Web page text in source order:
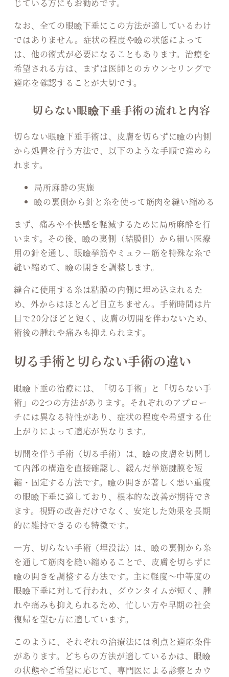
じている方にもお勧めです。
なお、全ての眼瞼下垂にこの方法が適しているわけ
ではありません。症状の程度や瞼の状態によって
は、他の術式が必要になることもあります。治療を
希望される方は、まずは医師とのカウンセリングで
適応を確認することが大切です。
切らない眼瞼下垂手術の流れと内容
切らない眼瞼下垂手術は、皮膚を切らずに瞼の内側
から処置を行う方法で、以下のような手順で進めら
れます。
局所麻酔の実施
瞼の裏側から針と糸を使って筋肉を縫い縮める
まず、痛みや不快感を軽減するために局所麻酔を行
います。その後、瞼の裏側（結膜側）から細い医療
用の針を通し、眼瞼挙筋やミュラー筋を特殊な糸で
縫い縮めて、瞼の開きを調整します。
縫合に使用する糸は粘膜の内側に埋め込まれるた
め、外からはほとんど目立ちません。手術時間は片
目で20分ほどと短く、皮膚の切開を伴わないため、
術後の腫れや痛みも抑えられます。
切る手術と切らない手術の違い
眼瞼下垂の治療には、「切る手術」と「切らない手
術」の2つの方法があります。それぞれのアプロー
チには異なる特性があり、症状の程度や希望する仕
上がりによって適応が異なります。
切開を伴う手術（切る手術）は、瞼の皮膚を切開し
て内部の構造を直接確認し、緩んだ挙筋腱膜を短
縮・固定する方法です。瞼の開きが著しく悪い重度
の眼瞼下垂に適しており、根本的な改善が期待でき
ます。視野の改善だけでなく、安定した効果を長期
的に維持できるのも特徴です。
一方、切らない手術（埋没法）は、瞼の裏側から糸
を通して筋肉を縫い縮めることで、皮膚を切らずに
瞼の開きを調整する方法です。主に軽度～中等度の
眼瞼下垂に対して行われ、ダウンタイムが短く、腫
れや痛みも抑えられるため、忙しい方や早期の社会
復帰を望む方に適しています。
このように、それぞれの治療法には利点と適応条件
があります。どちらの方法が適しているかは、眼瞼
の状態やご希望に応じて、専門医による診察とカウ